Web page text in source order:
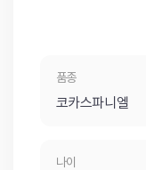
품종
코카스파니엘
나이